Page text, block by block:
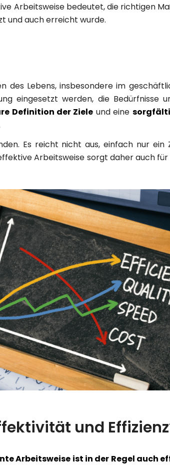
Arbeitsweise bedeutet, die richtigen
und auch erreicht wurde.
des Lebens, insbesondere im
eingesetzt werden, die Bedürfnisse
Definition der Ziele und eine
Es reicht nicht aus, einfach nur ein
Arbeitsweise sorgt daher auch für
und
Arbeitsweise ist in der Regel auch